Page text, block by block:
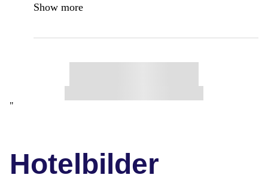
Show more
"
Hotelbilder